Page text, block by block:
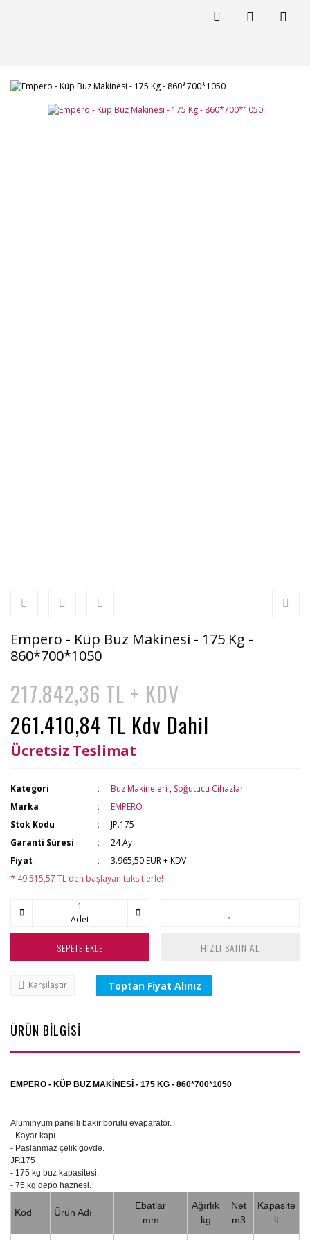
Empero - Küp Buz Makinesi - 175 Kg -
860*700*1050
217.842,36 TL + KDV
261.410,84 TL Kdv Dahil
Ücretsiz Teslimat
Kategori Buz Makineleri , Soğutucu Cihazlar
Marka
EMPERO
Stok Kodu
JP.175
Garanti Süresi
24 Ay
Fiyat
3.965,50 EUR + KDV
* 49.515,57 TL den başlayan taksitlerle!
Adet
SEPETE EKLE HIZLI SATIN AL
Karşılaştır Toptan Fiyat Alınız
ÜRÜN BİLGİSİ
EMPERO - KÜP BUZ MAKİNESİ - 175 KG - 860*700*1050
Alüminyum panelli bakır borulu evaparatör.
- Kayar kapı.
- Paslanmaz çelik gövde.
JP.175
- 175 kg buz kapasitesi.
- 75 kg depo haznesi.
Kod Ürün Adı
Ebatlar
mm
Ağırlık
kg
Net
m3
Kapasite
lt